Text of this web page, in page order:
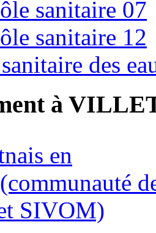
sanitaire 07
sanitaire 12
des
à